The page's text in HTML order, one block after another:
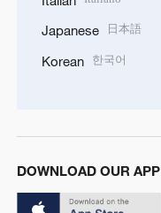
Japanese 日本語
Korean 한국어
DOWNLOAD OUR APP